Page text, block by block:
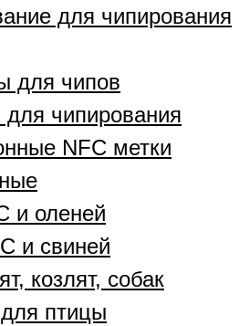
для чипирования
для чипов
чипирования
NFC метки
и оленей
и свиней
козлят, собак
птицы